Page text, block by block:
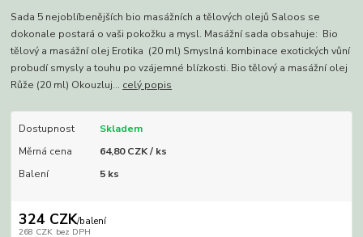
Sada 5 nejoblíbenějších bio masážních a tělových olejů Saloos se
dokonale postará o vaši pokožku a mysl. Masážní sada obsahuje: Bio
tělový a masážní olej Erotika (20 ml) Smyslná kombinace exotických vůní
probudí smysly a touhu po vzájemné blízkosti. Bio tělový a masážní olej
Růže (20 ml) Okouzluj... celý popis
Dostupnost
Skladem
Měrná cena
64,80 CZK / ks
Balení
5 ks
324 CZK/balení
268 CZK bez DPH